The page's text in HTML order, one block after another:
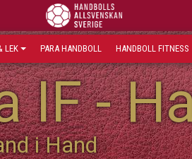
LEK PARA HANDBOLL HANDBOLL FITNESS
IF -
i Hand